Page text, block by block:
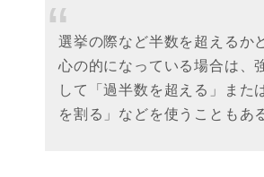
選挙の際など半数を超えるか
心の的になっている場合は、
して「過半数を超える」また
を割る」などを使うこともある